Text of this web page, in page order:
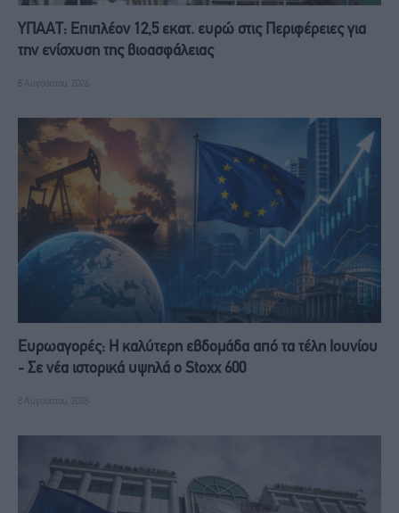
ΥΠΑΑΤ: Επιπλέον 12,5 εκατ. ευρώ στις Περιφέρειες για
την ενίσχυση της βιοασφάλειας
8 Αυγούστου, 2026
Ευρωαγορές: Η καλύτερη εβδομάδα από τα τέλη Ιουνίου
- Σε νέα ιστορικά υψηλά ο Stoxx 600
8 Αυγούστου, 2026